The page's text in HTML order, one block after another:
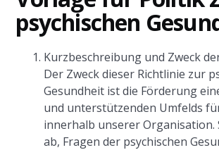
psychischen
Kurzbeschreibung und Zweck
Der Zweck dieser Richtlinie zur
Gesundheit ist die Förderung
und unterstützenden Umfelds
innerhalb unserer Organisation.
ab, Fragen der psychischen